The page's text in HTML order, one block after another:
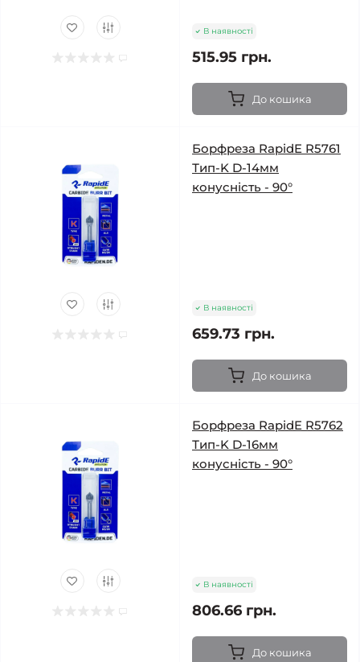
В наявності
515.95 грн.
До кошика
Борфреза RapidE R5761
Тип-K D-14мм
конусність - 90°
В наявності
659.73 грн.
До кошика
Борфреза RapidE R5762
Тип-K D-16мм
конусність - 90°
В наявності
806.66 грн.
До кошика